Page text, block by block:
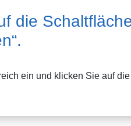
die
ein und klicken Sie auf